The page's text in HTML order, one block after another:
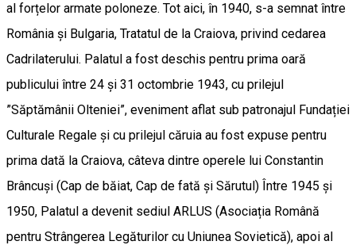
al forțelor armate poloneze. Tot aici, în 1940, s-a semnat între
România și Bulgaria, Tratatul de la Craiova, privind cedarea
Cadrilaterului. Palatul a fost deschis pentru prima oară
publicului între 24 și 31 octombrie 1943, cu prilejul
”Săptămânii Olteniei”, eveniment aflat sub patronajul Fundației
Culturale Regale și cu prilejul căruia au fost expuse pentru
prima dată la Craiova, câteva dintre operele lui Constantin
Brâncuși (Cap de băiat, Cap de fată și Sărutul) Între 1945 și
1950, Palatul a devenit sediul ARLUS (Asociația Română
pentru Strângerea Legăturilor cu Uniunea Sovietică), apoi al